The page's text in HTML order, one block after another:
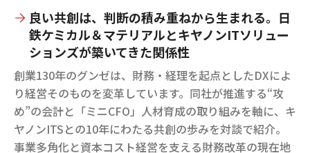
良い共創は、判断の積み重ねから生まれる。日
鉄ケミカル＆マテリアルとキヤノンITソリュー
ションズが築いてきた関係性
創業130年のグンゼは、財務・経理を起点としたDXによ
り経営そのものを変革しています。同社が推進する“攻
め”の会計と「ミニCFO」人材育成の取り組みを軸に、キ
ヤノンITSとの10年にわたる共創の歩みを対談で紹介。
事業多角化と資本コスト経営を支える財務改革の現在地